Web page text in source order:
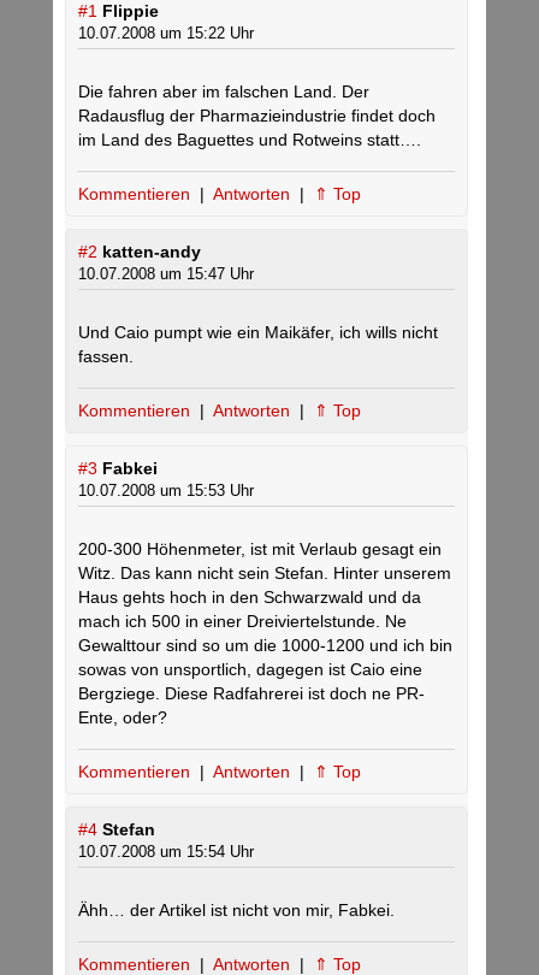
#1 Flippie
10.07.2008 um 15:22 Uhr
Die fahren aber im falschen Land. Der
Radausflug der Pharmazieindustrie findet doch
im Land des Baguettes und Rotweins statt….
Kommentieren | Antworten | ⇑ Top
#2 katten-andy
10.07.2008 um 15:47 Uhr
Und Caio pumpt wie ein Maikäfer, ich wills nicht
fassen.
Kommentieren | Antworten | ⇑ Top
#3 Fabkei
10.07.2008 um 15:53 Uhr
200-300 Höhenmeter, ist mit Verlaub gesagt ein
Witz. Das kann nicht sein Stefan. Hinter unserem
Haus gehts hoch in den Schwarzwald und da
mach ich 500 in einer Dreiviertelstunde. Ne
Gewalttour sind so um die 1000-1200 und ich bin
sowas von unsportlich, dagegen ist Caio eine
Bergziege. Diese Radfahrerei ist doch ne PR-
Ente, oder?
Kommentieren | Antworten | ⇑ Top
#4 Stefan
10.07.2008 um 15:54 Uhr
Ähh… der Artikel ist nicht von mir, Fabkei.
Kommentieren | Antworten | ⇑ Top